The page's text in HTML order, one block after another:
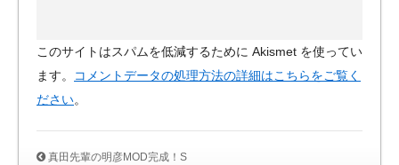
このサイトはスパムを低減するために Akismet を使ってい
ます。
コメントデータの処理方法の詳細はこちらをご覧く
ださい。
真田先輩の明彦MOD完成！S